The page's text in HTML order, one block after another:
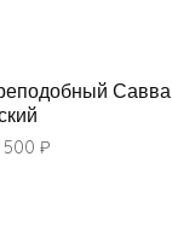
Савва
500 ₽